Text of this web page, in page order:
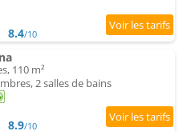
8.4/10
110 m²
2 salles de bains
8.9/10